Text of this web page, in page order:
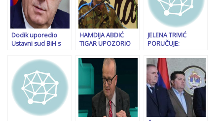
Dodik uporedio
Ustavni sud BiH s
kritikama američkog
državnog sekretara
HAMDIJA ABDIĆ
TIGAR UPOZORIO
ne krećeš na
Krajinu! Ko hoće
JELENA TRIVIĆ
PORUČUJE:
kontinuitetu bila je
jedna velika laž”